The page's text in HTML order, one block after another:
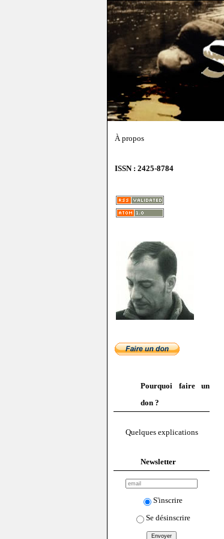
À propos
ISSN : 2425-8784
Pourquoi faire un
don ?
Quelques explications
Newsletter
S'inscrire
Se désinscrire